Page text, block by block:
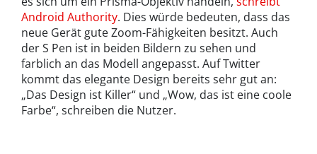
Android Authority. Dies würde bedeuten, dass das
neue Gerät gute Zoom-Fähigkeiten besitzt. Auch
der S Pen ist in beiden Bildern zu sehen und
farblich an das Modell angepasst. Auf Twitter
kommt das elegante Design bereits sehr gut an:
„Das Design ist Killer“ und „Wow, das ist eine coole
Farbe“, schreiben die Nutzer.